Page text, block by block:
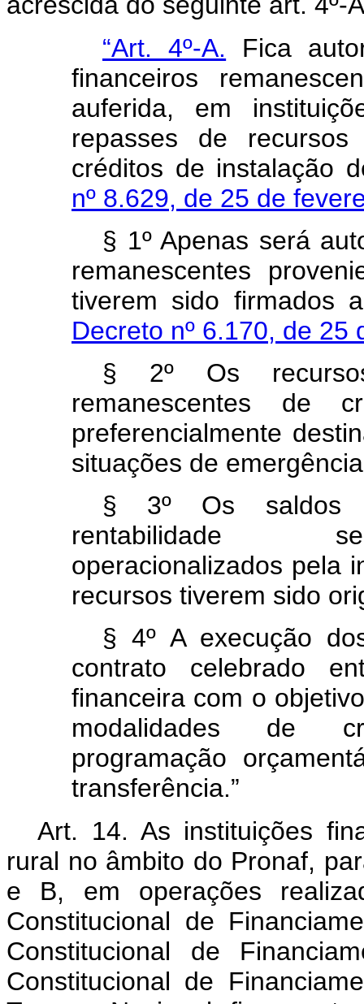
“Art. 4º-A. Fica
financeiros
auferida, em
repasses de
créditos de instalação
nº 8.629, de 25 de
§ 1º Apenas será
remanescentes
tiverem sido firmados
Decreto nº 6.170, de 25
§ 2º Os
remanescentes de
preferencialmente
situações de
§ 3º Os saldos
rentabilidade
operacionalizados pela
recursos tiverem sido
§ 4º A execução
contrato celebrado
financeira com o
modalidades de
programação
transferência.”
Art. 14. As instituições
rural no âmbito do Pronaf,
e B, em operações
Constitucional de
Constitucional de
Constitucional de